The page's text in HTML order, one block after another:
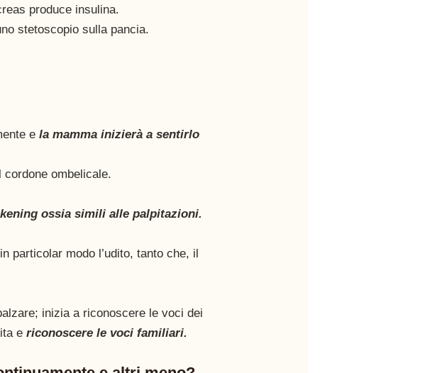
produce insulina.
stetoscopio sulla pancia.
e la mamma inizierà a sentirlo
ombelicale.
ossia simili alle palpitazioni.
particolar modo l’udito, tanto che, il
inizia a riconoscere le voci dei
e riconoscere le voci familiari.